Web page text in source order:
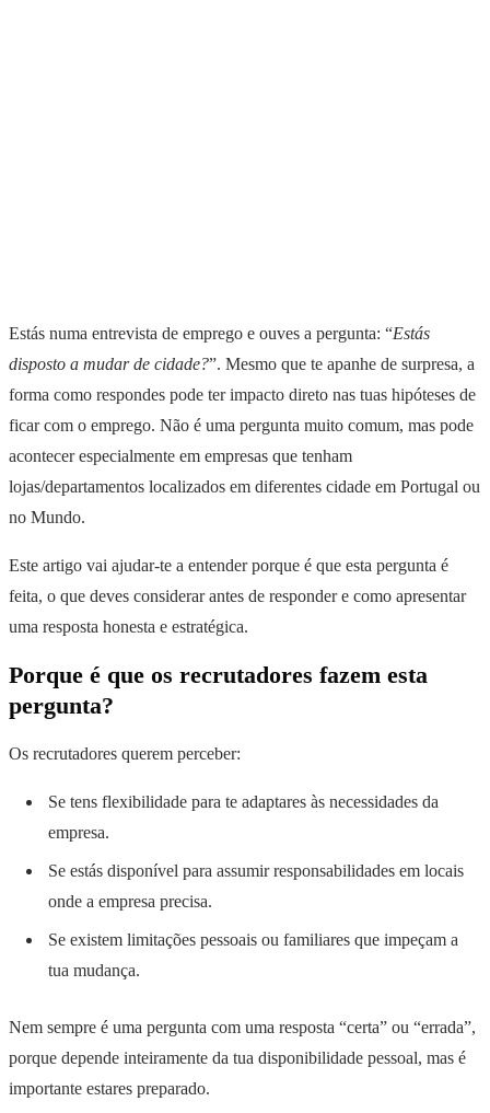
Estás numa entrevista de emprego e ouves a pergunta: “Estás
disposto a mudar de cidade?”. Mesmo que te apanhe de surpresa, a
forma como respondes pode ter impacto direto nas tuas hipóteses de
ficar com o emprego. Não é uma pergunta muito comum, mas pode
acontecer especialmente em empresas que tenham
lojas/departamentos localizados em diferentes cidade em Portugal ou
no Mundo.
Este artigo vai ajudar-te a entender porque é que esta pergunta é
feita, o que deves considerar antes de responder e como apresentar
uma resposta honesta e estratégica.
Porque é que os recrutadores fazem esta
pergunta?
Os recrutadores querem perceber:
Se tens flexibilidade para te adaptares às necessidades da
empresa.
Se estás disponível para assumir responsabilidades em locais
onde a empresa precisa.
Se existem limitações pessoais ou familiares que impeçam a
tua mudança.
Nem sempre é uma pergunta com uma resposta “certa” ou “errada”,
porque depende inteiramente da tua disponibilidade pessoal, mas é
importante estares preparado.